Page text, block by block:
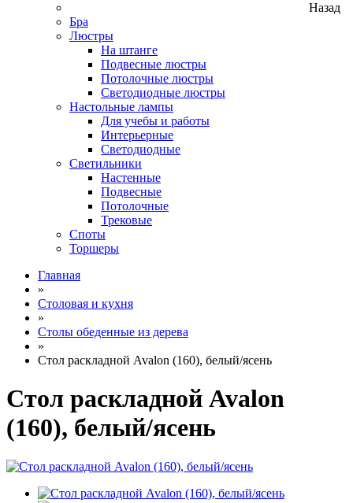
Назад
Бра
Люстры
На штанге
Подвесные люстры
Потолочные люстры
Светодиодные люстры
Настольные лампы
Для учебы и работы
Интерьерные
Светодиодные
Светильники
Настенные
Подвесные
Потолочные
Трековые
Споты
Торшеры
Главная
»
Столовая и кухня
»
Столы обеденные из дерева
»
Стол раскладной Avalon (160), белый/ясень
Стол раскладной Avalon
(160), белый/ясень